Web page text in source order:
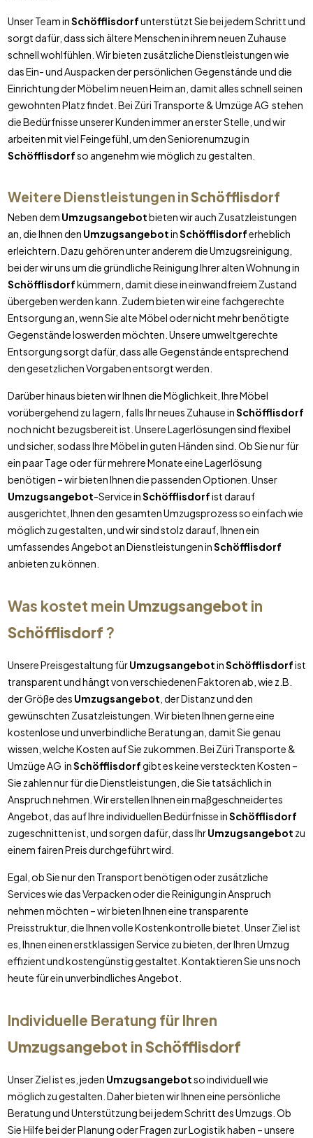
Unser Team inSchöfflisdorfunterstützt Sie bei jedem Schritt und
sorgt dafür, dass sich ältere Menschen in ihrem neuen Zuhause
schnell wohlfühlen. Wir bieten zusätzliche Dienstleistungen wie
das Ein- und Auspacken der persönlichen Gegenstände und die
Einrichtung der Möbel im neuen Heim an, damit alles schnell seinen
gewohnten Platz findet. Bei Züri Transporte & Umzüge AG stehen
die Bedürfnisse unserer Kunden immer an erster Stelle, und wir
arbeiten mit viel Feingefühl, um den Seniorenumzug in
Schöfflisdorfso angenehm wie möglich zu gestalten.
Weitere Dienstleistungen inSchöfflisdorf
Neben dem Umzugsangebotbieten wir auch Zusatzleistungen
an, die Ihnen den UmzugsangebotinSchöfflisdorferheblich
erleichtern. Dazu gehören unter anderem die Umzugsreinigung,
bei der wir uns um die gründliche Reinigung Ihrer alten Wohnung in
Schöfflisdorfkümmern, damit diese in einwandfreiem Zustand
übergeben werden kann. Zudem bieten wir eine fachgerechte
Entsorgung an, wenn Sie alte Möbel oder nicht mehr benötigte
Gegenstände loswerden möchten. Unsere umweltgerechte
Entsorgung sorgt dafür, dass alle Gegenstände entsprechend
den gesetzlichen Vorgaben entsorgt werden.
Darüber hinaus bieten wir Ihnen die Möglichkeit, Ihre Möbel
vorübergehend zu lagern, falls Ihr neues Zuhause inSchöfflisdorf
noch nicht bezugsbereit ist. Unsere Lagerlösungen sind flexibel
und sicher, sodass Ihre Möbel in guten Händen sind. Ob Sie nur für
ein paar Tage oder für mehrere Monate eine Lagerlösung
benötigen – wir bieten Ihnen die passenden Optionen. Unser
Umzugsangebot-Service inSchöfflisdorfist darauf
ausgerichtet, Ihnen den gesamten Umzugsprozess so einfach wie
möglich zu gestalten, und wir sind stolz darauf, Ihnen ein
umfassendes Angebot an Dienstleistungen inSchöfflisdorf
anbieten zu können.
Was kostet mein Umzugsangebot in
Schöfflisdorf ?
Unsere Preisgestaltung fürUmzugsangebotinSchöfflisdorfist
transparent und hängt von verschiedenen Faktoren ab, wie z.B.
der Größe des Umzugsangebot , der Distanz und den
gewünschten Zusatzleistungen. Wir bieten Ihnen gerne eine
kostenlose und unverbindliche Beratung an, damit Sie genau
wissen, welche Kosten auf Sie zukommen. Bei Züri Transporte &
Umzüge AG inSchöfflisdorfgibt es keine versteckten Kosten –
Sie zahlen nur für die Dienstleistungen, die Sie tatsächlich in
Anspruch nehmen. Wir erstellen Ihnen ein maßgeschneidertes
Angebot, das auf Ihre individuellen Bedürfnisse inSchöfflisdorf
zugeschnitten ist, und sorgen dafür, dass IhrUmzugsangebot zu
einem fairen Preis durchgeführt wird.
Egal, ob Sie nur den Transport benötigen oder zusätzliche
Services wie das Verpacken oder die Reinigung in Anspruch
nehmen möchten – wir bieten Ihnen eine transparente
Preisstruktur, die Ihnen volle Kostenkontrolle bietet. Unser Ziel ist
es, Ihnen einen erstklassigen Service zu bieten, der Ihren Umzug
effizient und kostengünstig gestaltet. Kontaktieren Sie uns noch
heute für ein unverbindliches Angebot.
Individuelle Beratung für Ihren
Umzugsangebot inSchöfflisdorf
Unser Ziel ist es, jeden Umzugsangebotso individuell wie
möglich zu gestalten. Daher bieten wir Ihnen eine persönliche
Beratung und Unterstützung bei jedem Schritt des Umzugs. Ob
Sie Hilfe bei der Planung oder Fragen zur Logistik haben – unsere